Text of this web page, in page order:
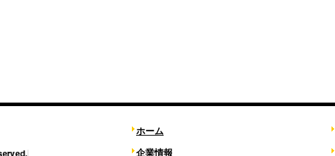
ホーム
企業情報